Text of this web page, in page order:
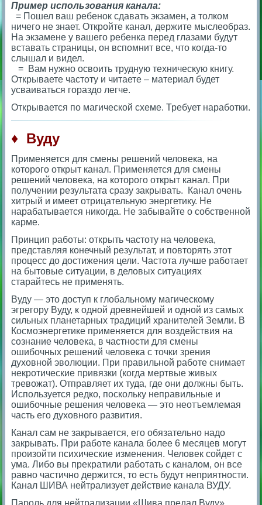
Пример использования канала:
= Пошел ваш ребенок сдавать экзамен, а толком
ничего не знает. Откройте канал, держите мыслеобраз.
На экзамене у вашего ребенка перед глазами будут
вставать страницы, он вспомнит все, что когда-то
слышал и видел.
= Вам нужно освоить трудную техническую книгу.
Открываете частоту и читаете – материал будет
усваиваться гораздо легче.
Открывается по магической схеме. Требует наработки.
♦ Вуду
Применяется для смены решений человека, на
которого открыт канал. Применяется для смены
решений человека, на которого открыт канал. При
получении результата сразу закрывать. Канал очень
хитрый и имеет отрицательную энергетику. Не
нарабатывается никогда. Не забывайте о собственной
карме.
Принцип работы: открыть частоту на человека,
представляя конечный результат, и повторять этот
процесс до достижения цели. Частота лучше работает
на бытовые ситуации, в деловых ситуациях
старайтесь не применять.
Вуду — это доступ к глобальному магическому
эгрегору Вуду, к одной древнейшей и одной из самых
сильных планетарных традиций хранителей Земли. В
Космоэнергетике применяется для воздействия на
сознание человека, в частности для смены
ошибочных решений человека с точки зрения
духовной эволюции. При правильной работе снимает
некротические привязки (когда мертвые живых
тревожат). Отправляет их туда, где они должны быть.
Используется редко, поскольку неправильные и
ошибочные решения человека — это неотъемлемая
часть его духовного развития.
Канал сам не закрывается, его обязательно надо
закрывать. При работе канала более 6 месяцев могут
произойти психические изменения. Человек сойдет с
ума. Либо вы прекратили работать с каналом, он все
равно частично держится, то есть будут неприятности.
Канал ШИВА нейтрализует действие канала ВУДУ.
Пароль для нейтрализации «Шива предал Вуду»